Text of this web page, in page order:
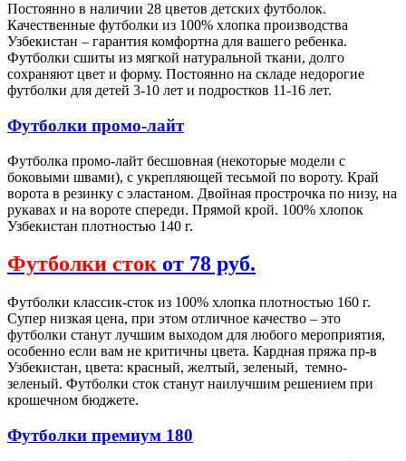
Постоянно в наличии 28 цветов детских футболок.
Качественные футболки из 100% хлопка производства
Узбекистан – гарантия комфортна для вашего ребенка.
Футболки сшиты из мягкой натуральной ткани, долго
сохраняют цвет и форму. Постоянно на складе недорогие
футболки для детей 3-10 лет и подростков 11-16 лет.
Футболки промо-лайт
Футболка промо-лайт бесшовная (некоторые модели с
боковыми швами), с укрепляющей тесьмой по вороту. Край
ворота в резинку с эластаном. Двойная прострочка по низу, на
рукавах и на вороте спереди. Прямой крой. 100% хлопок
Узбекистан плотностью 140 г.
Футболки сток от 78 руб.
Футболки классик-сток из 100% хлопка плотностью 160 г.
Супер низкая цена, при этом отличное качество – это
футболки станут лучшим выходом для любого мероприятия,
особенно если вам не критичны цвета. Кардная пряжа пр-в
Узбекистан, цвета: красный, желтый, зеленый, темно-
зеленый. Футболки сток станут наилучшим решением при
крошечном бюджете.
Футболки премиум 180